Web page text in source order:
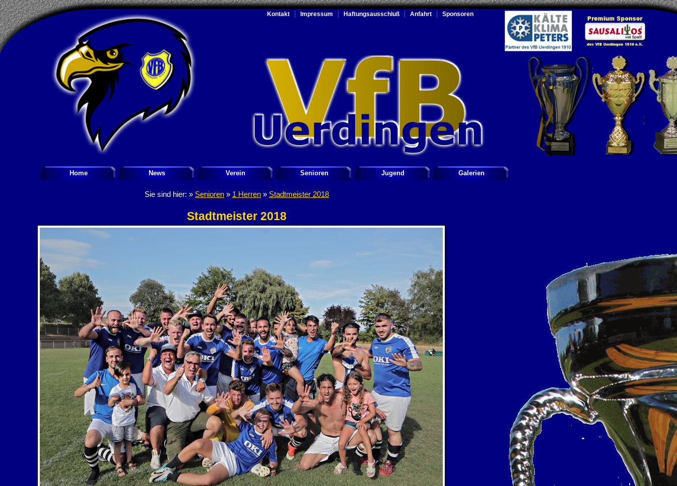
Kontakt Impressum Haftungsausschluß Anfahrt Sponsoren
Home News Verein Senioren Jugend Galerien
Sie sind hier: » Senioren » 1 Herren » Stadtmeister 2018
Stadtmeister 2018